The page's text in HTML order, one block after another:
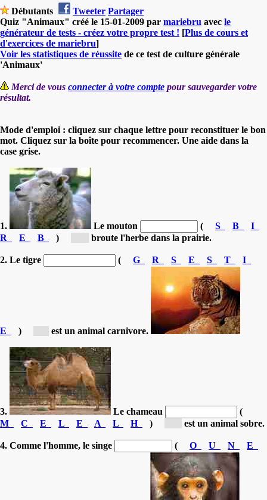
Débutants Tweeter Partager
Quiz "Animaux" créé le 15-01-2009 par mariebru avec le
générateur de tests - créez votre propre test ! [Plus de cours et
d'exercices de mariebru]
Voir les statistiques de réussite de ce test de culture générale
'Animaux'
Merci de vous connecter à votre compte pour sauvegarder votre
résultat.
Mode d'emploi : cliquez sur chaque lettre pour reconstituer le bon
mot. Cliquez sur la boîte pour recommencer. Une aide dans la
case grise.
1. Le mouton ( S B
I
R
E B ) broute l'herbe dans la prairie.
2. Le tigre ( G R S E S T I
E ) est un animal carnivore.
3. Le chameau
(
M
C E L E A L H ) est un animal sobre.
4. Comme l'homme, le singe ( O U N E